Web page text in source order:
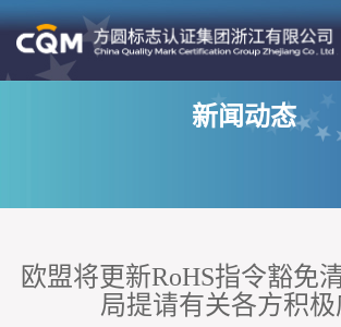
新闻动态
欧盟将更新RoHS指令豁免
局提请有关各方积极